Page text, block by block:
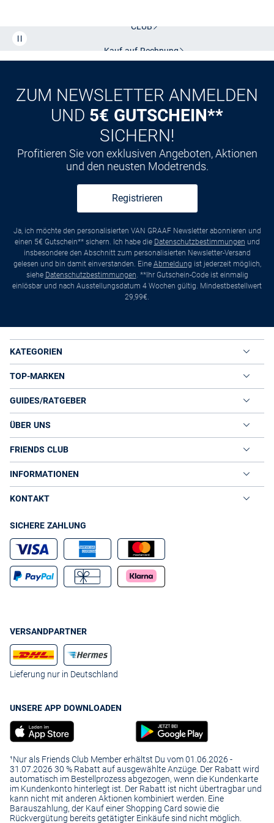
CLUB
Kauf auf Rechnung
ZUM NEWSLETTER ANMELDEN
UND 5€ GUTSCHEIN**
SICHERN!
Profitieren Sie von exklusiven Angeboten, Aktionen
und den neusten Modetrends.
Registrieren
Ja, ich möchte den personalisierten VAN GRAAF Newsletter abonnieren und
einen 5€ Gutschein** sichern. Ich habe die Datenschutzbestimmungen und
insbesondere den Abschnitt zum personalisierten Newsletter-Versand
gelesen und bin damit einverstanden. Eine Abmeldung ist jederzeit möglich,
siehe Datenschutzbestimmungen . **Ihr Gutschein-Code ist einmalig
einlösbar und nach Ausstellungsdatum 4 Wochen gültig. Mindestbestellwert
29,99€.
KATEGORIEN
TOP-MARKEN
GUIDES/RATGEBER
ÜBER UNS
FRIENDS CLUB
INFORMATIONEN
KONTAKT
SICHERE ZAHLUNG
VERSANDPARTNER
Lieferung nur in Deutschland
UNSERE APP DOWNLOADEN
¹Nur als Friends Club Member erhältst Du vom 01.06.2026 -
31.07.2026 30 % Rabatt auf ausgewählte Anzüge. Der Rabatt wird
automatisch im Bestellprozess abgezogen, wenn die Kundenkarte
im Kundenkonto hinterlegt ist. Der Rabatt ist nicht übertragbar und
kann nicht mit anderen Aktionen kombiniert werden. Eine
Barauszahlung, der Kauf einer Shopping Card sowie die
Rückvergütung bereits getätigter Einkäufe sind nicht möglich.